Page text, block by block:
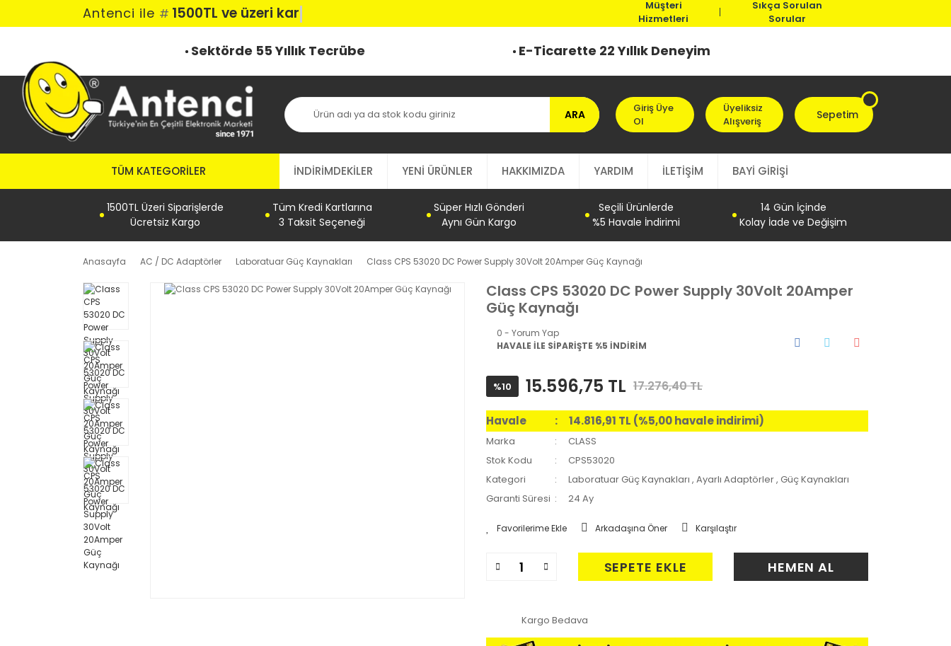
Antenci ile # 1500TL ve üzeri kargo
Müşteri
Hizmetleri
Sıkça Sorulan
Sorular
Sektörde 55 Yıllık Tecrübe E-Ticarette 22 Yıllık Deneyim
ARA
Giriş Üye
Ol
Üyeliksiz
Alışveriş
Sepetim
TÜM KATEGORILER İNDİRİMDEKİLER YENİ ÜRÜNLER HAKKIMIZDA YARDIM İLETİŞİM BAYİ GİRİŞİ
1500TL Üzeri Siparişlerde
Ücretsiz Kargo
Tüm Kredi Kartlarına
3 Taksit Seçeneği
Süper Hızlı Gönderi
Aynı Gün Kargo
Seçili Ürünlerde
%5 Havale İndirimi
14 Gün İçinde
Kolay İade ve Değişim
Anasayfa AC / DC Adaptörler Laboratuar Güç Kaynakları Class CPS 53020 DC Power Supply 30Volt 20Amper Güç Kaynağı
Class CPS 53020 DC Power Supply 30Volt 20Amper
Güç Kaynağı
0 - Yorum Yap
HAVALE İLE SİPARİŞTE %5 İNDİRİM
%10 15.596,75 TL 17.276,40 TL
Havale 14.816,91 TL (%5,00 havale indirimi)
Marka
CLASS
Stok Kodu
CPS53020
Kategori
Laboratuar Güç Kaynakları ,Ayarlı Adaptörler,Güç Kaynakları
Garanti Süresi
24 Ay
Arkadaşına Öner Karşılaştır
SEPETE EKLE HEMEN AL
Kargo Bedava